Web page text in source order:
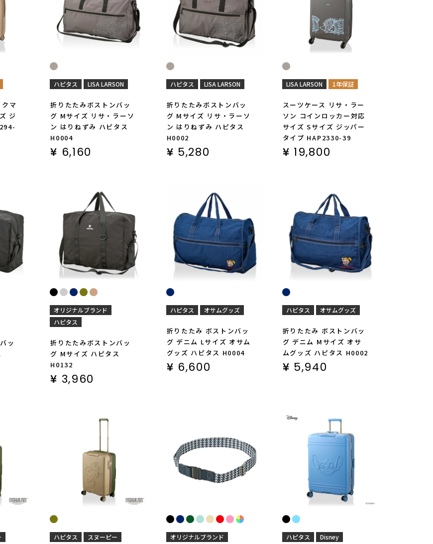
マ
ジ
ハピタス LISA LARSON
折りたたみボストンバッ
グ Mサイズ リサ・ラーソ
ン はりねずみ ハピタス
H0004
¥ 6,160
ハピタス LISA LARSON
折りたたみボストンバッ
グ Mサイズ リサ・ラーソ
ン はりねずみ ハピタス
H0002
¥ 5,280
LISA LARSON 1年保証
スーツケース リサ・ラー
ソン コインロッカー対応
サイズ Sサイズ ジッパー
タイプ HAP2330-39
¥ 19,800
ッ
オリジナルブランド
ハピタス
折りたたみボストンバッ
グ Mサイズ ハピタス
H0132
¥ 3,960
ハピタス オサムグッズ
折りたたみ ボストンバッ
グ デニム Lサイズ オサム
グッズ ハピタス H0004
¥ 6,600
ハピタス オサムグッズ
折りたたみ ボストンバッ
グ デニム Mサイズ オサ
ムグッズ ハピタス H0002
¥ 5,940
ハピタス
スヌーピー
オリジナルブランド ハピタス
Disney